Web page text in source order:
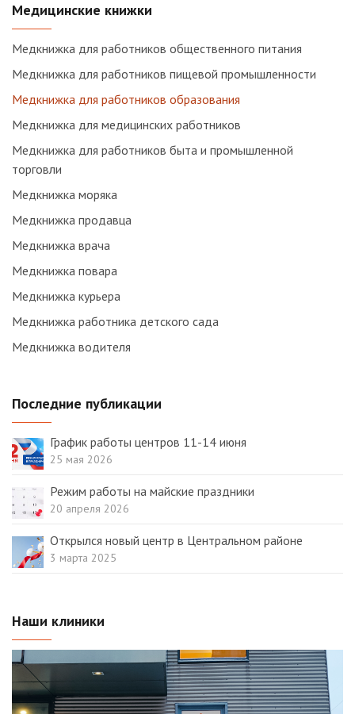
Медицинские книжки
Медкнижка для работников общественного питания
Медкнижка для работников пищевой промышленности
Медкнижка для работников образования
Медкнижка для медицинских работников
Медкнижка для работников быта и промышленной
торговли
Медкнижка моряка
Медкнижка продавца
Медкнижка врача
Медкнижка повара
Медкнижка курьера
Медкнижка работника детского сада
Медкнижка водителя
Последние публикации
График работы центров 11-14 июня
25 мая 2026
Режим работы на майские праздники
20 апреля 2026
Открылся новый центр в Центральном районе
3 марта 2025
Наши клиники